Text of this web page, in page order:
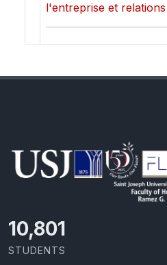
l'entreprise et
11,727
STUDENTS